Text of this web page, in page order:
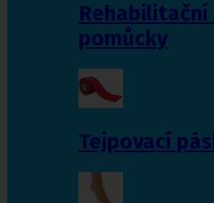
pomůcky
Tejpovací